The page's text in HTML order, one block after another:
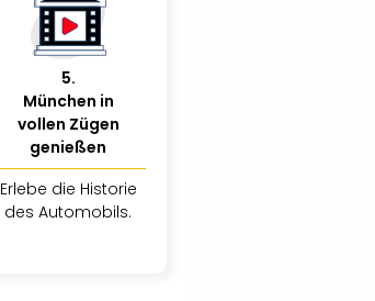
5.
München in
vollen Zügen
genießen
Erlebe die Historie
des Automobils.